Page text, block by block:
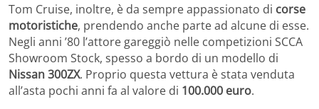
Tom Cruise, inoltre, è da sempre appassionato di corse
motoristiche, prendendo anche parte ad alcune di esse.
Negli anni ’80 l’attore gareggiò nelle competizioni SCCA
Showroom Stock, spesso a bordo di un modello di
Nissan 300ZX. Proprio questa vettura è stata venduta
all’asta pochi anni fa al valore di 100.000 euro.